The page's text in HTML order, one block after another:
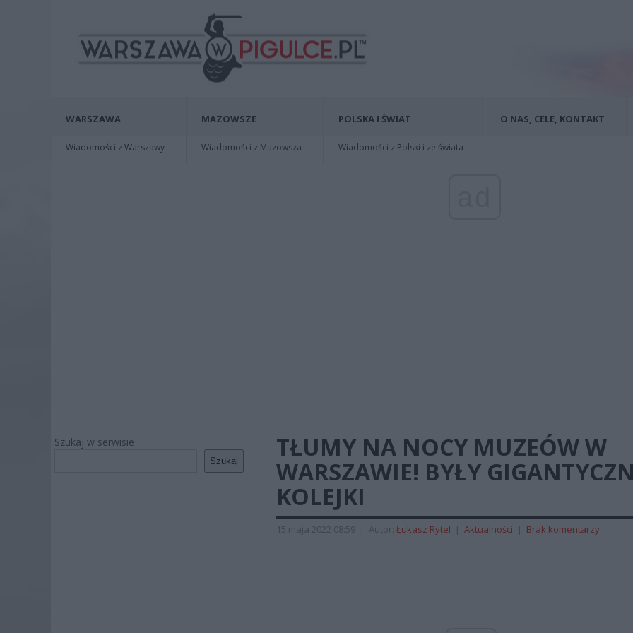
WARSZAWA
Wiadomości z Warszawy
MAZOWSZE
Wiadomości z Mazowsza
POLSKA I ŚWIAT
Wiadomości z Polski i ze świata
O NAS, CELE, KONTAKT
Szukaj w serwisie
Szukaj
TŁUMY NA NOCY MUZEÓW W
WARSZAWIE! BYŁY
KOLEJKI
15 maja 2022 08:59 | Autor: Łukasz Rytel | Aktualności | Brak komentarzy